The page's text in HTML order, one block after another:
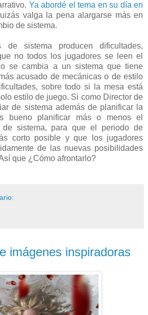
Ya abordé el tema en su día en
valga la pena alargarse más en
de sistema.
de sistema producen dificultades,
no todos los jugadores se leen el
se cambia a un sistema que tiene
acusado de mecánicas o de estilo
sobre todo si la mesa está
estilo de juego. Si como Director de
de sistema además de planificar la
bueno planificar más o menos el
de sistema, para que el periodo de
corto posible y que los jugadores
de las nuevas posibilidades
que ¿Cómo afrontarlo?
imágenes inspiradoras